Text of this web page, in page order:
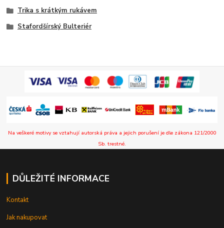
Trika s krátkým rukávem
Stafordšírský Bulteriér
Na veškeré motivy se vztahují autorská práva a jejich porušení je dle zákona 121/2000
Sb. trestné.
DŮLEŽITÉ INFORMACE
Kontakt
Jak nakupovat